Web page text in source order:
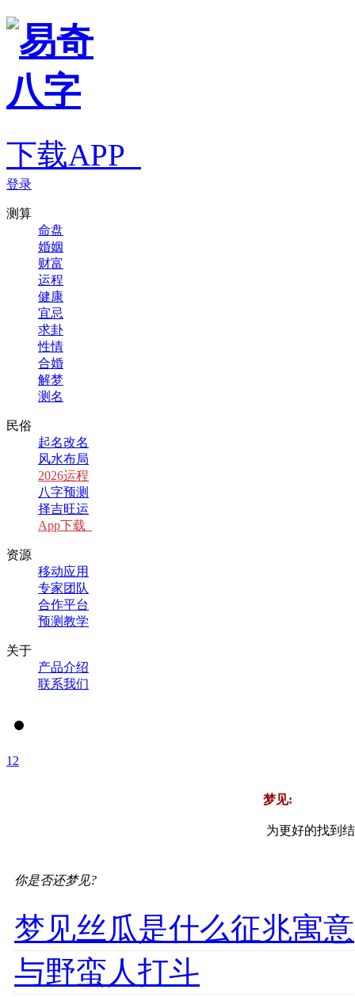
下载APP
登录
测算
命盘
婚姻
财富
运程
健康
宜忌
求卦
性情
合婚
解梦
测名
民俗
起名改名
风水布局
2026运程
八字预测
择吉旺运
App下载
资源
移动应用
专家团队
合作平台
预测教学
关于
产品介绍
联系我们
1 2
梦见:
为更好的找到
你是否还梦见?
梦见丝瓜是什么征兆寓意
与野蛮人打斗